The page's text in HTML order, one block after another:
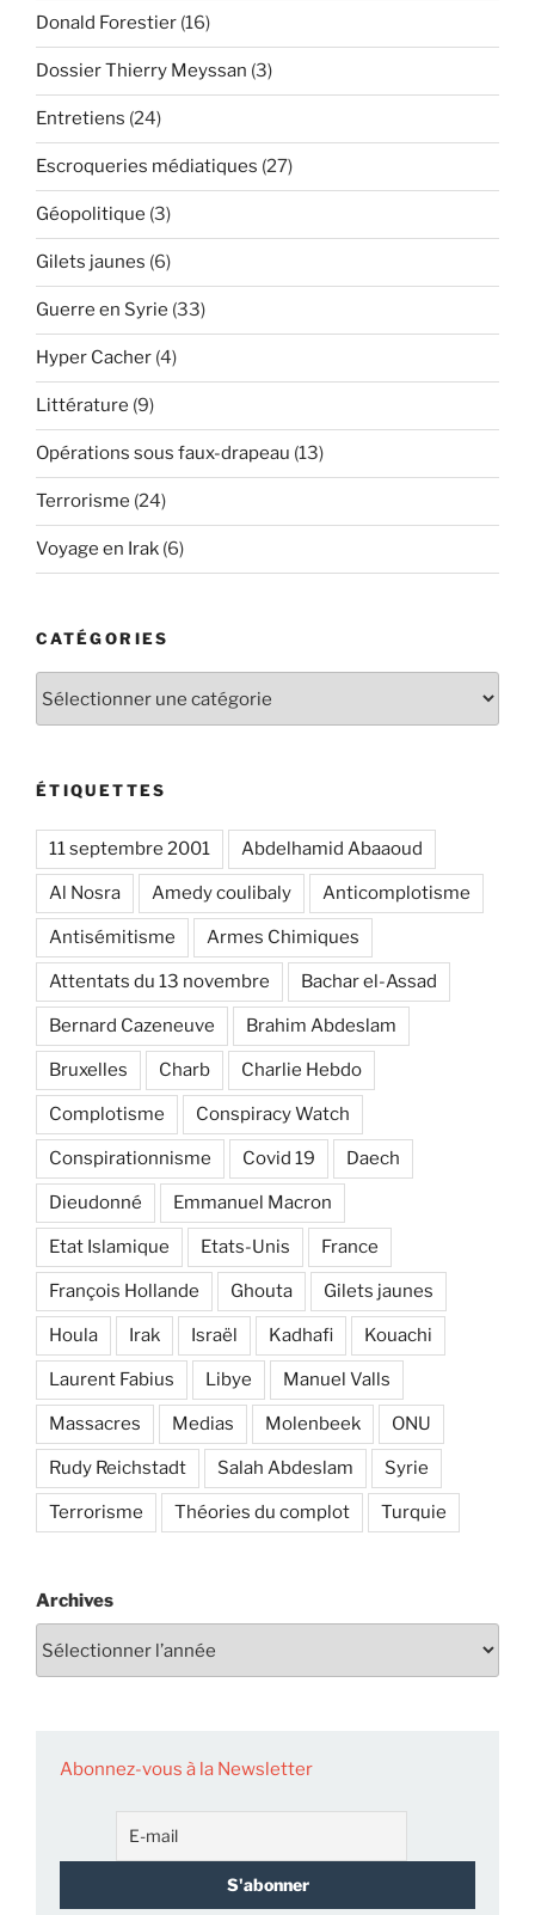
Donald Forestier (16)
Dossier Thierry Meyssan (3)
Entretiens (24)
Escroqueries médiatiques (27)
Géopolitique (3)
Gilets jaunes (6)
Guerre en Syrie (33)
Hyper Cacher (4)
Littérature (9)
Opérations sous faux-drapeau (13)
Terrorisme (24)
Voyage en Irak (6)
CATÉGORIES
ÉTIQUETTES
11 septembre 2001 Abdelhamid Abaaoud
Al Nosra Amedy coulibaly Anticomplotisme
Antisémitisme Armes Chimiques
Attentats du 13 novembre Bachar el-Assad
Bernard Cazeneuve Brahim Abdeslam
Bruxelles Charb Charlie Hebdo
Complotisme Conspiracy Watch
Conspirationnisme Covid 19 Daech
Dieudonné Emmanuel Macron
Etat Islamique Etats-Unis France
François Hollande Ghouta Gilets jaunes
Houla Irak Israël Kadhafi Kouachi
Laurent Fabius Libye Manuel Valls
Massacres Medias Molenbeek ONU
Rudy Reichstadt Salah Abdeslam Syrie
Terrorisme Théories du complot Turquie
Archives
Abonnez-vous à la Newsletter